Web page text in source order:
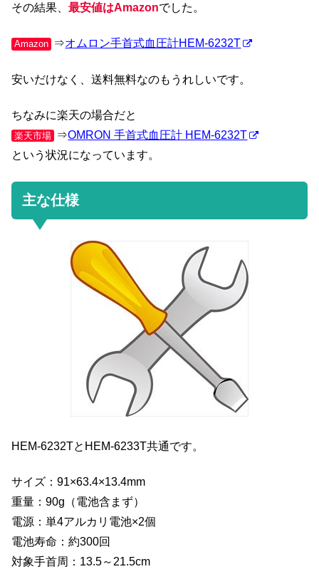
その結果、 最安値はAmazonでした。
Amazon ⇒オムロン手首式血圧計HEM-6232T
安いだけなく、送料無料なのもうれしいです。
ちなみに楽天の場合だと
楽天市場 ⇒OMRON 手首式血圧計 HEM-6232T
という状況になっています。
主な仕様
HEM-6232TとHEM-6233T共通です。
サイズ：91×63.4×13.4mm
重量：90g（電池含まず）
電源：単4アルカリ電池×2個
電池寿命：約300回
対象手首周：13.5～21.5cm